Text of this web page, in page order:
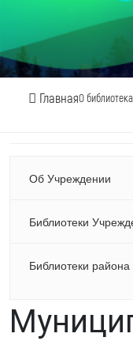
ГлавнаяО
Об Учреждении
Библиотеки
Библиотеки района